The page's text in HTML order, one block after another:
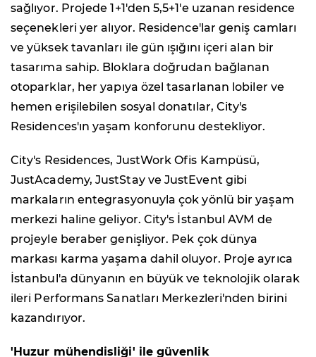
sağlıyor. Projede 1+1'den 5,5+1'e uzanan residence
seçenekleri yer alıyor. Residence'lar geniş camları
ve yüksek tavanları ile gün ışığını içeri alan bir
tasarıma sahip. Bloklara doğrudan bağlanan
otoparklar, her yapıya özel tasarlanan lobiler ve
hemen erişilebilen sosyal donatılar, City's
Residences'ın yaşam konforunu destekliyor.
City's Residences, JustWork Ofis Kampüsü,
JustAcademy, JustStay ve JustEvent gibi
markaların entegrasyonuyla çok yönlü bir yaşam
merkezi haline geliyor. City's İstanbul AVM de
projeyle beraber genişliyor. Pek çok dünya
markası karma yaşama dahil oluyor. Proje ayrıca
İstanbul'a dünyanın en büyük ve teknolojik olarak
ileri Performans Sanatları Merkezleri'nden birini
kazandırıyor.
'Huzur mühendisliği' ile güvenlik